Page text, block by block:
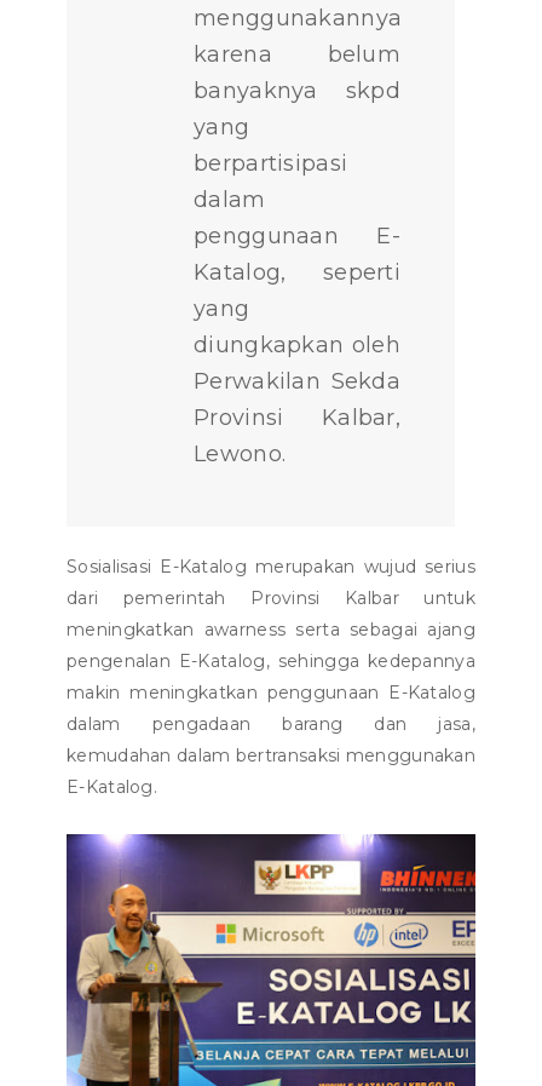
menggunakannya
karena belum
banyaknya skpd
yang
berpartisipasi
dalam
penggunaan E-
Katalog, seperti
yang
diungkapkan oleh
Perwakilan Sekda
Provinsi Kalbar,
Lewono.
Sosialisasi E-Katalog merupakan wujud serius
dari pemerintah Provinsi Kalbar untuk
meningkatkan awarness serta sebagai ajang
pengenalan E-Katalog, sehingga kedepannya
makin meningkatkan penggunaan E-Katalog
dalam pengadaan barang dan jasa,
kemudahan dalam bertransaksi menggunakan
E-Katalog.